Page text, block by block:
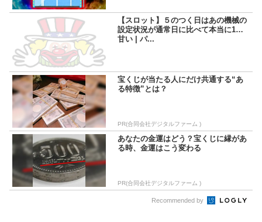
【スロット】５のつく日はあの機械の
設定状況が通常日に比べて本当に1段
甘い | パ...
宝くじが当たる人にだけ共通する“あ
る特徴”とは？
PR(合同会社デジタルファーム )
あなたの金運はどう？宝くじに縁があ
る時、金運はこう変わる
PR(合同会社デジタルファーム )
Recommended by